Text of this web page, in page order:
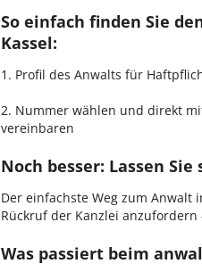
So einfach finden Sie
Kassel:
1. Profil des Anwalts für
2. Nummer wählen und direkt
vereinbaren
Noch besser: Lassen
Der einfachste Weg zum Anwalt
Rückruf der Kanzlei
Was passiert beim